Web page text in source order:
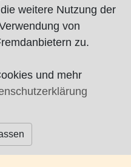
weitere Nutzung der
von
zu.
und mehr